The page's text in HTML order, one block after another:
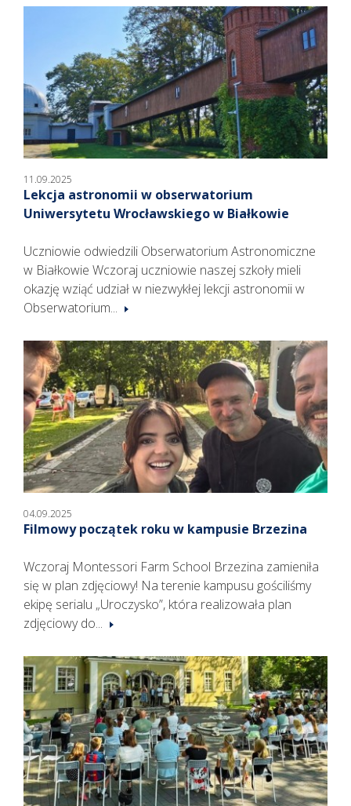
11.09.2025
Lekcja astronomii w obserwatorium
Uniwersytetu Wrocławskiego w Białkowie
Uczniowie odwiedzili Obserwatorium Astronomiczne
w Białkowie Wczoraj uczniowie naszej szkoły mieli
okazję wziąć udział w niezwykłej lekcji astronomii w
Obserwatorium...
04.09.2025
Filmowy początek roku w kampusie Brzezina
Wczoraj Montessori Farm School Brzezina zamieniła
się w plan zdjęciowy! Na terenie kampusu gościliśmy
ekipę serialu „Uroczysko”, która realizowała plan
zdjęciowy do...